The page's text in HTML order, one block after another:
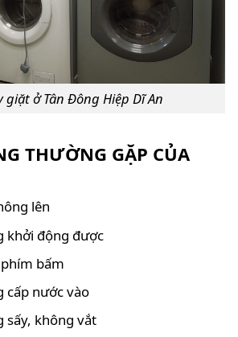
giặt ở Tân Đông Hiệp Dĩ An
THƯỜNG GẶP CỦA
lên
khởi động được
bấm
cấp nước vào
sấy, không vắt